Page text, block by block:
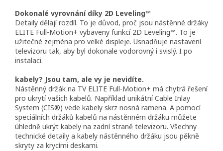
Dokonalé vyrovnání díky 2D Leveling™
Detaily dělají rozdíl. To je důvod, proč jsou nástěnné držáky
ELITE Full-Motion+ vybaveny funkcí 2D Leveling™. To je
užitečné zejména pro velké displeje. Usnadňuje nastavení
televizoru tak, aby byl dokonale vodorovný i svislý. I po
instalaci.
kabely? Jsou tam, ale vy je nevidíte.
Nástěnný držák na TV ELITE Full-Motion+ má chytrá řešení
pro ukrytí vašich kabelů. Například unikátní Cable Inlay
System (CIS®) vede kabely skrz nosná ramena. A pomocí
speciálních držáků kabelů na nástěnném držáku můžete
úhledně ukrýt kabely na zadní straně televizoru. Všechny
technické detaily a kabely nástěnného držáku jsou pěkně
skryty za krycími deskami.